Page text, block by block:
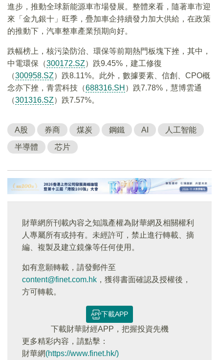
進步，推動全球新能源車市場發展。整體來看，隨著車市迎
來「金九銀十」旺季，疊加車企持續發力加大供給，在政策
的推動下，汽車整車產業預期向好。
跌幅榜上，核污染防治、環保等前期熱門板塊下挫，其中，
中電環保（300172.SZ）跌9.45%，建工修復
（300958.SZ）跌8.11%。此外，數據要素、信創、CPO概
念亦下挫，青雲科技（688316.SH ）跌7.78%，慧博雲通
（301316.SZ）跌7.57%。
A股 券商 煤炭 鋼鐵 AI 人工智能
半導體 芯片
財華網所刊載內容之知識產權為財華網及相關權利
人專屬所有或持有。未經許可，禁止進行轉載、摘
編、複製及建立鏡像等任何使用。
如有意願轉載，請發郵件至
content@finet.com.hk ，獲得書面確認及授權後，
方可轉載。
下載APP
下載財華財經APP，把握投資先機
更多精彩内容，請點擊：
財華網(https://www.finet.hk/)